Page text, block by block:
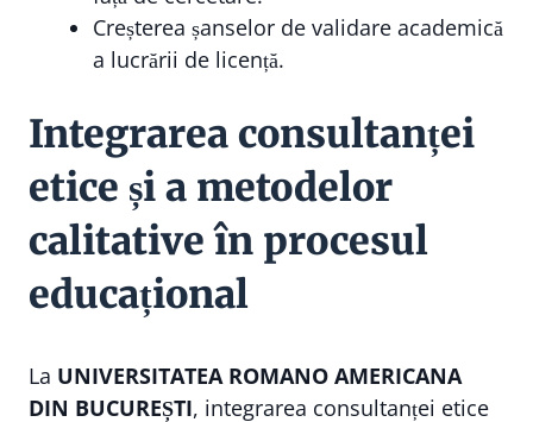
Creșterea șanselor de validare academică
a lucrării de licență.
Integrarea consultanței
etice și a metodelor
calitative în procesul
educațional
La UNIVERSITATEA ROMANO AMERICANA
DIN BUCUREȘTI, integrarea consultanței etice